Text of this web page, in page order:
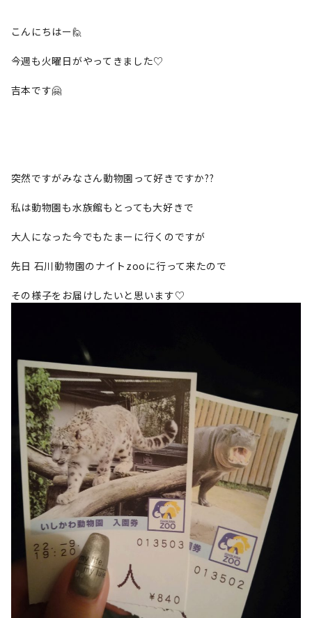
こんにちはー🙋
今週も火曜日がやってきました♡
吉本です🤗
突然ですがみなさん動物園って好きですか??
私は動物園も水族館もとっても大好きで
大人になった今でもたまーに行くのですが
先日 石川動物園のナイトzooに行って来たので
その様子をお届けしたいと思います♡